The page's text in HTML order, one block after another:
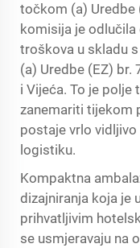
točkom (a) Uredbe
komisija je odlučila
troškova u skladu
(a) Uredbe (EZ)
i Vijeća. To je polje
zanemariti tijekom
postaje vrlo
logistiku.
Kompaktna
dizajniranja koja je
prihvatljivim
se usmjeravaju na